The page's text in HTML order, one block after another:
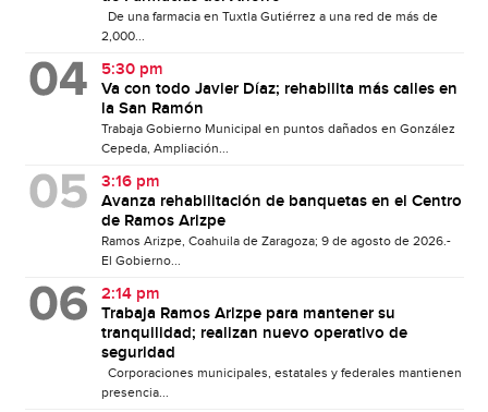
De una farmacia en Tuxtla Gutiérrez a una red de más de
2,000...
5:30 pm
Va con todo Javier Díaz; rehabilita más calles en
la San Ramón
Trabaja Gobierno Municipal en puntos dañados en González
Cepeda, Ampliación...
3:16 pm
Avanza rehabilitación de banquetas en el Centro
de Ramos Arizpe
Ramos Arizpe, Coahuila de Zaragoza; 9 de agosto de 2026.-
El Gobierno...
2:14 pm
Trabaja Ramos Arizpe para mantener su
tranquilidad; realizan nuevo operativo de
seguridad
Corporaciones municipales, estatales y federales mantienen
presencia...